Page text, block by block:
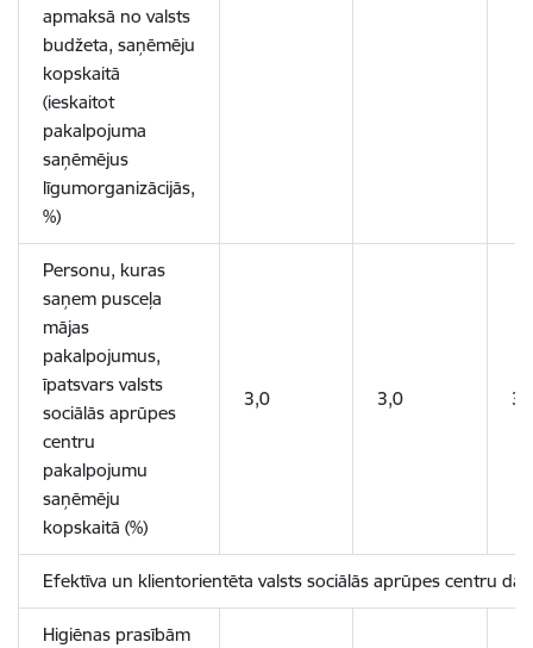
apmaksā no valsts
budžeta, saņēmēju
kopskaitā
(ieskaitot
pakalpojuma
saņēmējus
līgumorganizācijās,
%)
Personu, kuras
saņem pusceļa
mājas
pakalpojumus,
īpatsvars valsts
sociālās aprūpes
centru
pakalpojumu
saņēmēju
kopskaitā (%)
3,0 3,0
Efektīva un klientorientēta valsts sociālās aprūpes centru
Higiēnas prasībām